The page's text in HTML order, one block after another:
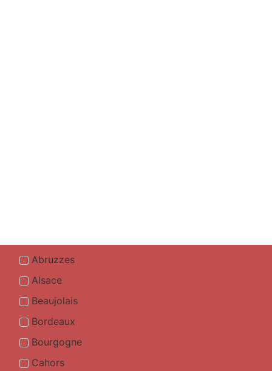
Abruzzes
Alsace
Beaujolais
Bordeaux
Bourgogne
Cahors